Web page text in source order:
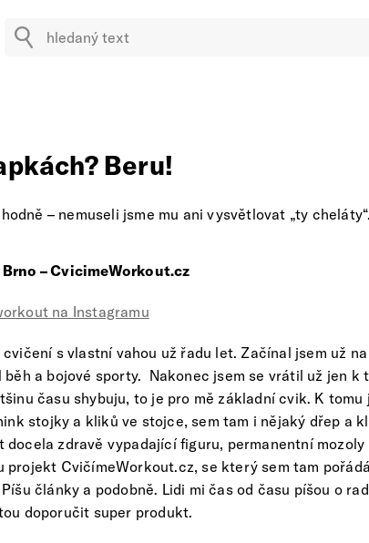
Beru!
– nemuseli jsme mu ani vysvětlovat „ty
– CvicimeWorkout.cz
na Instagramu
cvičení s vlastní vahou už řadu let. Začínal jsem už
běh a bojové sporty. Nakonec jsem se vrátil už jen k
času shybuju, to je pro mě základní cvik. K tomu
stojky a kliků ve stojce, sem tam i nějaký dřep a
docela zdravě vypadající figuru, permanentní
projekt CvičímeWorkout.cz, se který sem tam
články a podobně. Lidi mi čas od času píšou o
doporučit super produkt.